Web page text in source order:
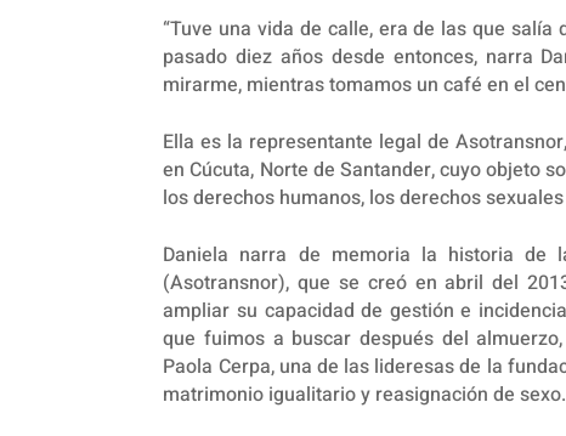
“Tuve una vida de calle, era de las que
pasado diez años desde entonces, narra
mirarme, mientras tomamos un café en el
Ella es la representante legal de
en Cúcuta, Norte de Santander, cuyo objeto
los derechos humanos, los derechos
Daniela narra de memoria la historia de
(Asotransnor), que se creó en abril del
ampliar su capacidad de gestión e
que fuimos a buscar después del
Paola Cerpa, una de las lideresas de la
matrimonio igualitario y reasignación de sexo.